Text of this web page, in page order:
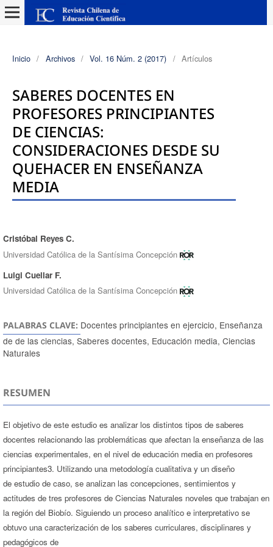
Inicio / Archivos / Vol. 16 Núm. 2 (2017) / Artículos
SABERES DOCENTES EN
PROFESORES PRINCIPIANTES
DE CIENCIAS:
CONSIDERACIONES DESDE SU
QUEHACER EN ENSEÑANZA
MEDIA
Autores/as
Cristóbal Reyes C.
Universidad Católica de la Santísima Concepción
Luigi Cuellar F.
Universidad Católica de la Santísima Concepción
PALABRAS CLAVE: Docentes principiantes en ejercicio, Enseñanza
de de las ciencias, Saberes docentes, Educación media, Ciencias
Naturales
RESUMEN
El objetivo de este estudio es analizar los distintos tipos de saberes
docentes relacionando las problemáticas que afectan la enseñanza de las
ciencias experimentales, en el nivel de educación media en profesores
principiantes3. Utilizando una metodología cualitativa y un diseño
de estudio de caso, se analizan las concepciones, sentimientos y
actitudes de tres profesores de Ciencias Naturales noveles que trabajan en
la región del Biobío. Siguiendo un proceso analítico e interpretativo se
obtuvo una caracterización de los saberes curriculares, disciplinares y
pedagógicos de